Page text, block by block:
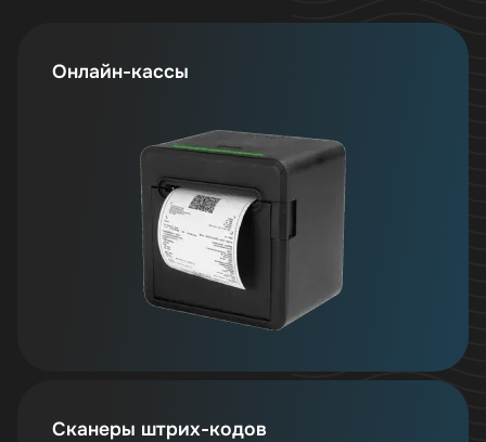
Онлайн-кассы
Сканеры штрих-кодов